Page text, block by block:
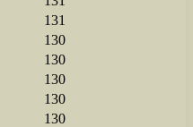
131
130
130
130
130
130